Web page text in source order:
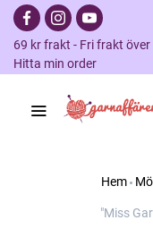
69 kr frakt - Fri frakt
Hitta min order
Hem
"Miss